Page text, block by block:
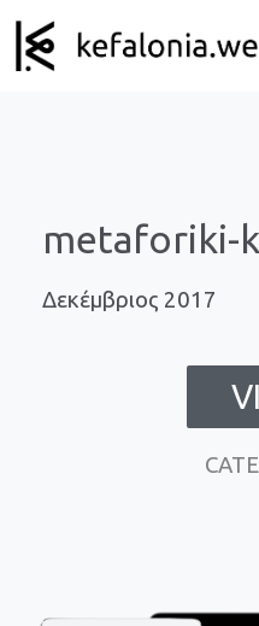
metaforiki-
Δεκέμβριος 2017